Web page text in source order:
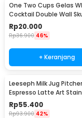
One Two Cups Gelas
Cocktail Double Wall
Glass 150ml - SG-02
Rp20.000
Rp36.900 46%
+ Keranjang
Leeseph Milk Jug
Espresso Latte Art
Steel 600ml - L-2016
Rp55.400
Rp93.900 42%